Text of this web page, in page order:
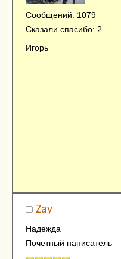
Сообщений: 1079
Сказали спасибо: 2
Игорь
Zay
Надежда
Почетный написатель